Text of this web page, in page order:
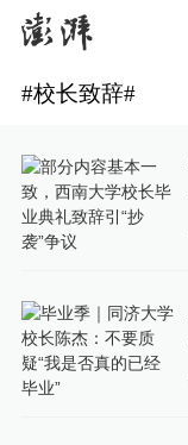
#校长致辞#